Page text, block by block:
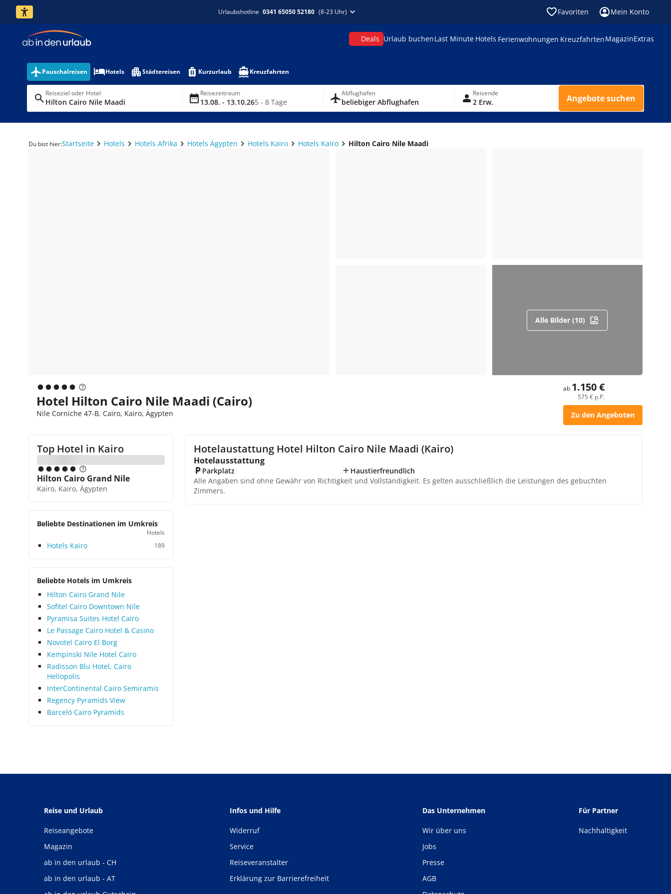
Urlaubshotline 0341 65050 52180 (8-23 Uhr) Favoriten Mein Konto
Deals Urlaub buchenLast Minute Hotels Ferienwohnungen KreuzfahrtenMagazinExtras
Pauschalreisen Hotels Städtereisen Kurzurlaub Kreuzfahrten
Reiseziel oder Hotel
Hilton Cairo Nile Maadi
Reisezeitraum
13.08. - 13.10.265 - 8 Tage
Abflughafen
beliebiger Abflughafen
Reisende
2 Erw. Angebote suchen
Du bist hier:Startseite Hotels Hotels Afrika Hotels Ägypten Hotels Kairo Hotels Kairo Hilton Cairo Nile Maadi
Alle Bilder (10)
Hotel Hilton Cairo Nile Maadi (Cairo)
Nile Corniche 47-B, Cairo, Kairo, Ägypten
ab 1.150 €
575 € p.P.
Zu den Angeboten
Top Hotel in Kairo
Hilton Cairo Grand Nile
Kairo, Kairo, Ägypten
Beliebte Destinationen im Umkreis
Hotels
Hotels Kairo 189
Beliebte Hotels im Umkreis
Hilton Cairo Grand Nile
Sofitel Cairo Downtown Nile
Pyramisa Suites Hotel Cairo
Le Passage Cairo Hotel & Casino
Novotel Cairo El Borg
Kempinski Nile Hotel Cairo
Radisson Blu Hotel, Cairo
Heliopolis
InterContinental Cairo Semiramis
Regency Pyramids View
Barceló Cairo Pyramids
Hotelaustattung Hotel Hilton Cairo Nile Maadi (Kairo)
Hotelausstattung
Parkplatz
Haustierfreundlich
Alle Angaben sind ohne Gewähr von Richtigkeit und Vollständigkeit. Es gelten ausschließlich die Leistungen des gebuchten
Zimmers.
Reise und Urlaub
Reiseangebote
Magazin
ab in den urlaub - CH
ab in den urlaub - AT
Infos und Hilfe
Widerruf
Service
Reiseveranstalter
Erklärung zur Barrierefreiheit
Das Unternehmen
Wir über uns
Jobs
Presse
AGB
Für Partner
Nachhaltigkeit